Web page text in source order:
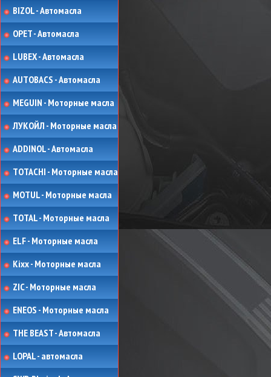
BIZOL - Автомасла
OPET - Автомасла
LUBEX - Автомасла
AUTOBACS - Автомасла
MEGUIN - Моторные масла
ЛУКОЙЛ - Моторные масла
ADDINOL - Автомасла
TOTACHI - Моторные масла
MOTUL - Моторные масла
TOTAL - Моторные масла
ELF - Моторные масла
Kixx - Моторные масла
ZIC - Моторные масла
ENEOS - Моторные масла
THE BEAST - Автомасла
LOPAL - автомасла